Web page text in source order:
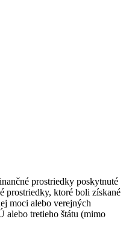
prostriedky poskytnuté
prostriedky, ktoré boli získané
moci alebo verejných
alebo tretieho štátu (mimo